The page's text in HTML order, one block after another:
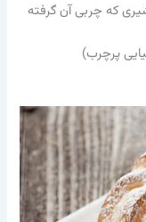
(شیری که چربی آن گرفته